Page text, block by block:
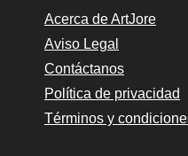
Acerca de ArtJore
Aviso Legal
Contáctanos
Política de privacidad
Términos y